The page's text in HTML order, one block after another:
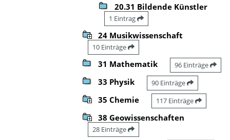
20.31 Bildende Künstler
1 Eintrag
24 Musikwissenschaft
10 Einträge
31 Mathematik 96 Einträge
33 Physik 90 Einträge
35 Chemie 117 Einträge
38 Geowissenschaften
28 Einträge